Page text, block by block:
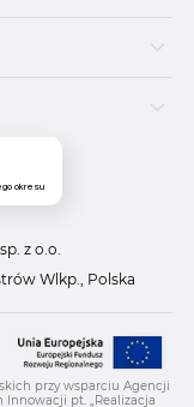
okresu
z o.o.
Wlkp., Polska
przy wsparciu Agencji
Innowacji pt. „Realizacja